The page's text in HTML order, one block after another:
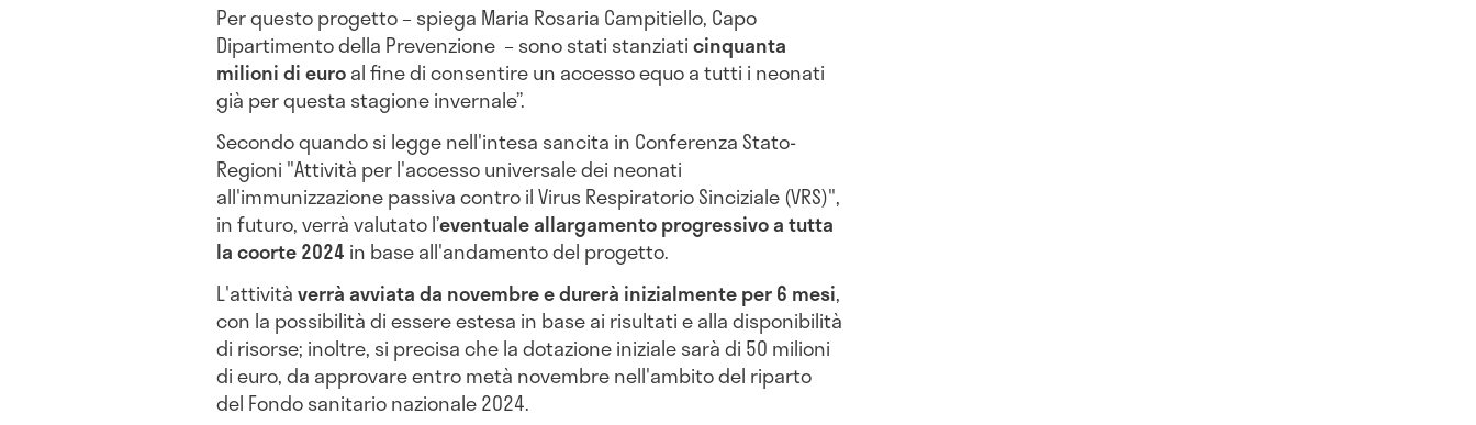
Per questo progetto – spiega Maria Rosaria Campitiello, Capo
Dipartimento della Prevenzione – sono stati stanziaticinquanta
milioni di euroal fine di consentire un accesso equo a tutti i neonati
già per questa stagione invernale”.
Secondo quando si legge nell'intesa sancita in Conferenza Stato-
Regioni "Attività per l'accesso universale dei neonati
all'immunizzazione passiva contro il Virus Respiratorio Sinciziale (VRS)",
in futuro, verrà valutato l’eventuale allargamento progressivo a tutta
la coorte 2024 in base all'andamento del progetto.
L'attivitàverrà avviata da novembre e durerà inizialmente per 6 mesi,
con la possibilità di essere estesa in base ai risultati e alla disponibilità
di risorse; inoltre, si precisa che la dotazione iniziale sarà di 50 milioni
di euro, da approvare entro metà novembre nell'ambito del riparto
del Fondo sanitario nazionale 2024.